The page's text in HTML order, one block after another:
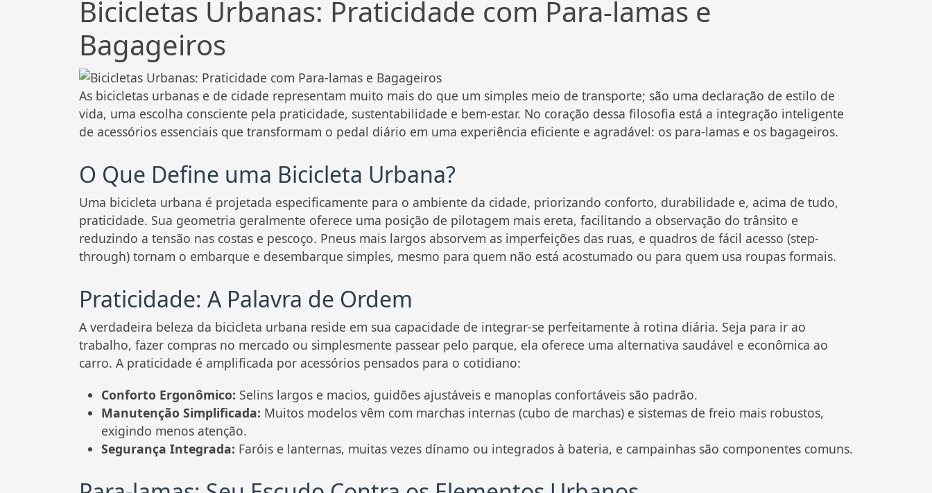
Bicicletas Urbanas: Praticidade com Para-lamas e
Bagageiros
As bicicletas urbanas e de cidade representam muito mais do que um simples meio de transporte; são uma declaração de estilo de
vida, uma escolha consciente pela praticidade, sustentabilidade e bem-estar. No coração dessa filosofia está a integração inteligente
de acessórios essenciais que transformam o pedal diário em uma experiência eficiente e agradável: os para-lamas e os bagageiros.
O Que Define uma Bicicleta Urbana?
Uma bicicleta urbana é projetada especificamente para o ambiente da cidade, priorizando conforto, durabilidade e, acima de tudo,
praticidade. Sua geometria geralmente oferece uma posição de pilotagem mais ereta, facilitando a observação do trânsito e
reduzindo a tensão nas costas e pescoço. Pneus mais largos absorvem as imperfeições das ruas, e quadros de fácil acesso (step-
through) tornam o embarque e desembarque simples, mesmo para quem não está acostumado ou para quem usa roupas formais.
Praticidade: A Palavra de Ordem
A verdadeira beleza da bicicleta urbana reside em sua capacidade de integrar-se perfeitamente à rotina diária. Seja para ir ao
trabalho, fazer compras no mercado ou simplesmente passear pelo parque, ela oferece uma alternativa saudável e econômica ao
carro. A praticidade é amplificada por acessórios pensados para o cotidiano:
Conforto Ergonômico: Selins largos e macios, guidões ajustáveis e manoplas confortáveis são padrão.
Manutenção Simplificada: Muitos modelos vêm com marchas internas (cubo de marchas) e sistemas de freio mais robustos,
exigindo menos atenção.
Segurança Integrada: Faróis e lanternas, muitas vezes dínamo ou integrados à bateria, e campainhas são componentes comuns.